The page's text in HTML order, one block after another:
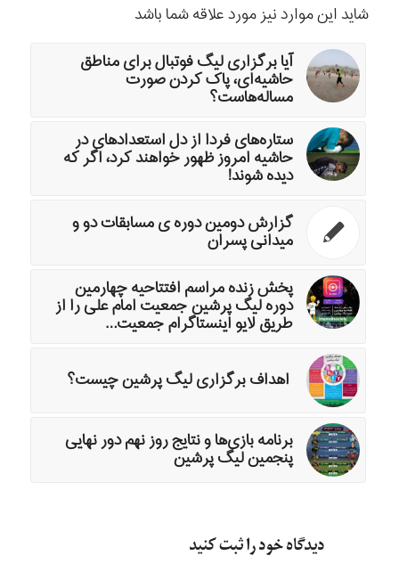
شاید این موارد نیز مورد علاقه شما باشد
آیا برگزاری لیگ فوتبال برای مناطق
حاشیه‌ای، پاک کردن صورت
مساله‌هاست؟
ستاره‌های فردا از دل استعدادهای در
حاشیه امروز ظهور خواهند کرد، اگر که
دیده شوند!
گزارش دومین دوره ی مسابقات دو و
میدانی پسران
پخش زنده مراسم افتتاحیه چهارمین
دوره لیگ پرشین جمعیت امام علی را از
طریق لایو اینستاگرام جمعیت…
اهداف برگزاری لیگ پرشین چیست؟
برنامه بازی‌ها و نتایج روز نهم دور نهایی
پنجمین لیگ پرشین
دیدگاه خود را ثبت کنید